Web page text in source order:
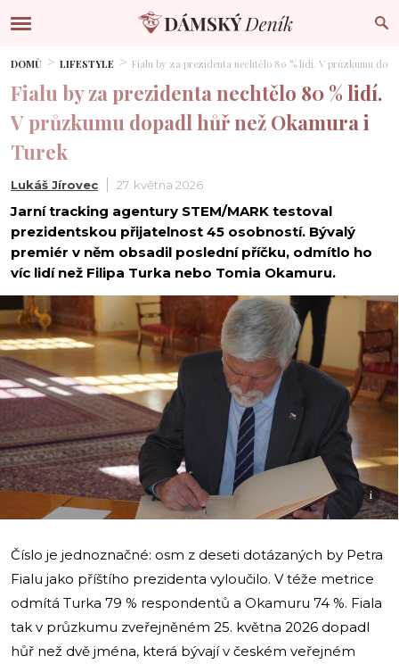
DOMŮ LIFESTYLE Fialu by za prezidenta nechtělo 80 % lidí. V průzkumu
Fialu by za prezidenta nechtělo 80 % lidí.
V průzkumu dopadl hůř než Okamura i
Turek
Lukáš Jírovec 27. května 2026
Jarní tracking agentury STEM/MARK testoval
prezidentskou přijatelnost 45 osobností. Bývalý
premiér v něm obsadil poslední příčku, odmítlo ho
víc lidí než Filipa Turka nebo Tomia Okamuru.
i
Číslo je jednoznačné: osm z deseti dotázaných by Petra
Fialu jako příštího prezidenta vyloučilo. V téže metrice
odmítá Turka 79 % respondentů a Okamuru 74 %. Fiala
tak v průzkumu zveřejněném 25. května 2026 dopadl
hůř než dvě jména, která bývají v českém veřejném